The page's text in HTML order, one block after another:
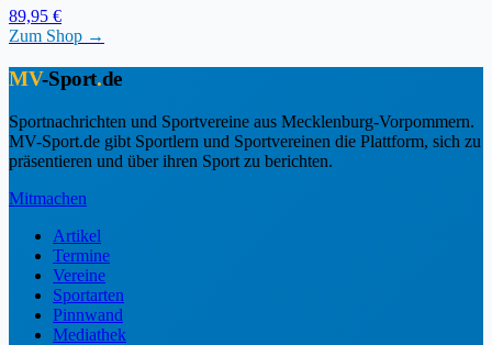
89,95 €
Zum Shop →
MV-Sport.de
Sportnachrichten und Sportvereine aus Mecklenburg-Vorpommern.
MV-Sport.de gibt Sportlern und Sportvereinen die Plattform, sich zu
präsentieren und über ihren Sport zu berichten.
Mitmachen
Artikel
Termine
Vereine
Sportarten
Pinnwand
Mediathek